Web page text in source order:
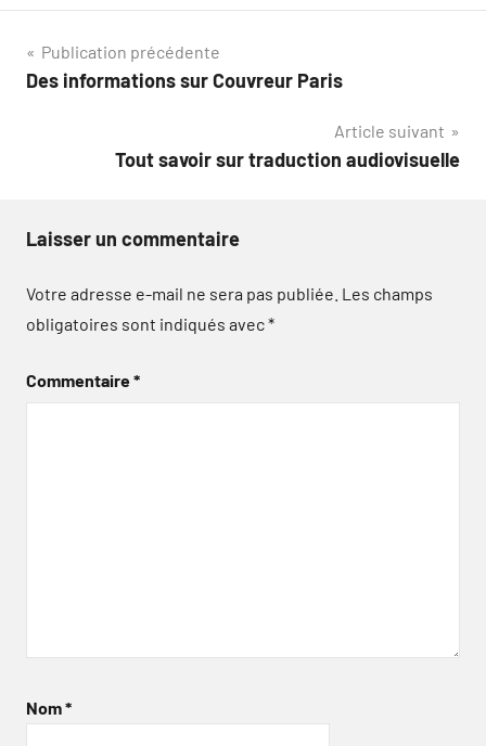
Navigation
de
Publication précédente
Des informations sur Couvreur Paris
Article suivant
Tout savoir sur traduction audiovisuelle
Laisser un commentaire
Votre adresse e-mail ne sera pas publiée. Les champs
obligatoires sont indiqués avec*
Commentaire*
Nom*